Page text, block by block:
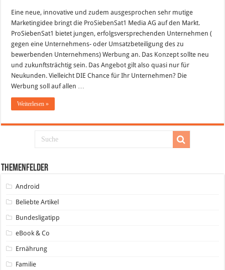
Werbung
gegen
Unternehmens-
oder
Eine neue, innovative und zudem ausgesprochen sehr mutige
Marketingidee bringt die ProSiebenSat1 Media AG auf den Markt.
ProSiebenSat1 bietet jungen, erfolgsversprechenden Unternehmen (
gegen eine Unternehmens- oder Umsatzbeteiligung des zu
bewerbenden Unternehmens) Werbung an. Das Konzept sollte neu
und zukunftsträchtig sein. Das Angebot gilt also quasi nur für
Neukunden. Vielleicht DIE Chance für Ihr Unternehmen? Die
Werbung soll auf allen …
Weiterlesen »
Themenfelder
Android
Beliebte Artikel
Bundesligatipp
eBook & Co
Ernährung
Familie